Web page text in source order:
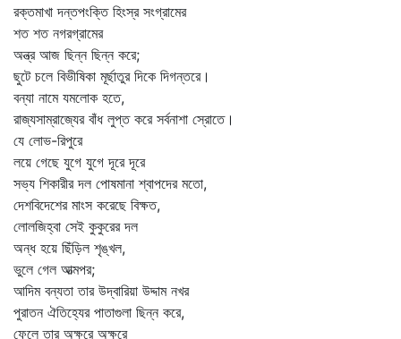
রক্তমাখা দন্তপংক্তি হিংস্র সংগ্রামের
শত শত নগরগ্রামের
অন্ত্র আজ ছিন্ন ছিন্ন করে;
ছুটে চলে বিভীষিকা মূর্ছাতুর দিকে দিগন্তরে।
বন্যা নামে যমলোক হতে,
রাজ্যসাম্রাজ্যের বাঁধ লুপ্ত করে সর্বনাশা স্রোতে।
যে লোভ-রিপুরে
লয়ে গেছে যুগে যুগে দূরে দূরে
সভ্য শিকারীর দল পোষমানা শ্বাপদের মতো,
দেশবিদেশের মাংস করেছে বিক্ষত,
লোলজিহ্বা সেই কুকুরের দল
অন্ধ হয়ে ছিঁড়িল শৃঙ্খল,
ভুলে গেল আত্মপর;
আদিম বন্যতা তার উদ্‌বারিয়া উদ্দাম নখর
পুরাতন ঐতিহ্যের পাতাগুলা ছিন্ন করে,
ফেলে তার অক্ষরে অক্ষরে